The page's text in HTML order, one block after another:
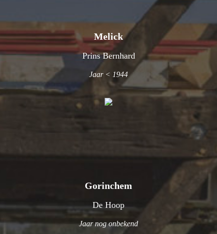
Melick
Prins Bernhard
Jaar < 1944
Gorinchem
De Hoop
Jaar nog onbekend